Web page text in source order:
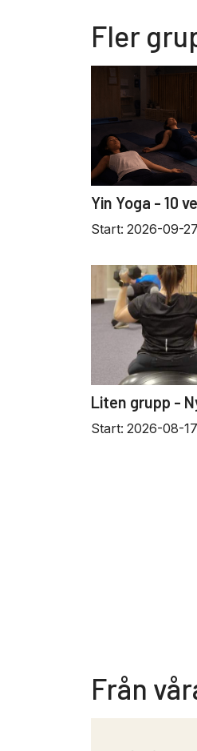
Fler
Yin Yoga - 10
Start: 2026-09-27
Liten grupp -
Start: 2026-08-17
Från